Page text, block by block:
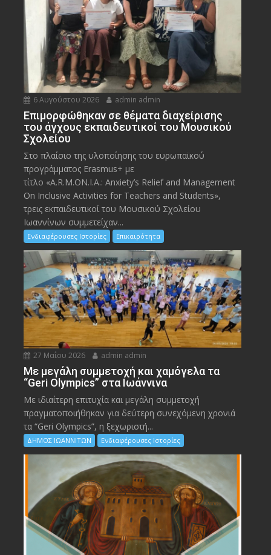
6 Αυγούστου 2026 admin admin
Eπιμορφώθηκαν σε θέματα διαχείρισης
του άγχους εκπαιδευτικοί του Μουσικού
Σχολείου
Στο πλαίσιο της υλοποίησης του ευρωπαϊκού
προγράμματος Erasmus+ με
τίτλο «A.R.M.ON.I.A.: Anxiety’s Relief and Management
On Inclusive Activities for Teachers and Students»,
τρεις εκπαιδευτικοί του Μουσικού Σχολείου
Ιωαννίνων συμμετείχαν...
Ενδιαφέρουσες Ιστορίες Επικαιρότητα
27 Μαΐου 2026 admin admin
Με μεγάλη συμμετοχή και χαμόγελα τα
“Geri Olympics” στα Ιωάννινα
Με ιδιαίτερη επιτυχία και μεγάλη συμμετοχή
πραγματοποιήθηκαν για δεύτερη συνεχόμενη χρονιά
τα “Geri Olympics”, η ξεχωριστή...
ΔΗΜΟΣ ΙΩΑΝΝΙΤΩΝ Ενδιαφέρουσες Ιστορίες